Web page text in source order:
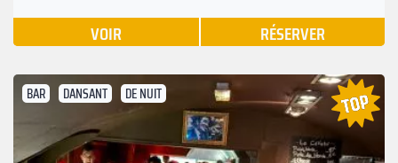
VOIR RÉSERVER
BAR DANSANT DE NUIT